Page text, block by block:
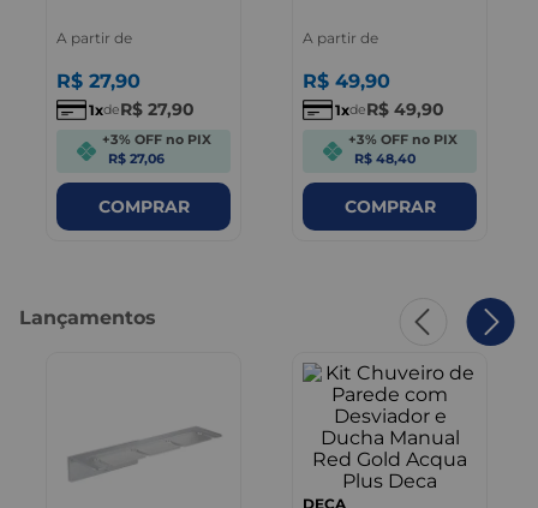
A partir de
R$ 27,90
1 deR$ 27,90
+3% OFF no PIX
R$ 27,06
COMPRAR
A partir de
R$ 49,90
1 deR$ 49,90
+3% OFF no PIX
R$ 48,40
COMPRAR
Lançamentos
DECA